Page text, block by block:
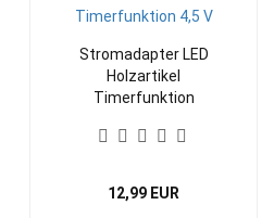
Stromadapter LED
Holzartikel
Timerfunktion
12,99 EUR